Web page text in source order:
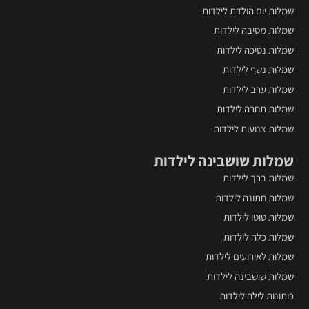
שמלות יום הולדת לילדות
שמלות מסיבה לילדות
שמלות נסיכה לילדות
שמלות נשף לילדות
שמלות ערב לילדות
שמלות תחרה לילדות
שמלות צנועות לילדות
שמלות שושבינה לילדות
שמלות ברך לילדות
שמלות חתונה לילדות
שמלות טוטו לילדות
שמלות כלה לילדות
שמלות לאירועים לילדות
שמלות שושבינה לילדות
כותונות לילה לילדות